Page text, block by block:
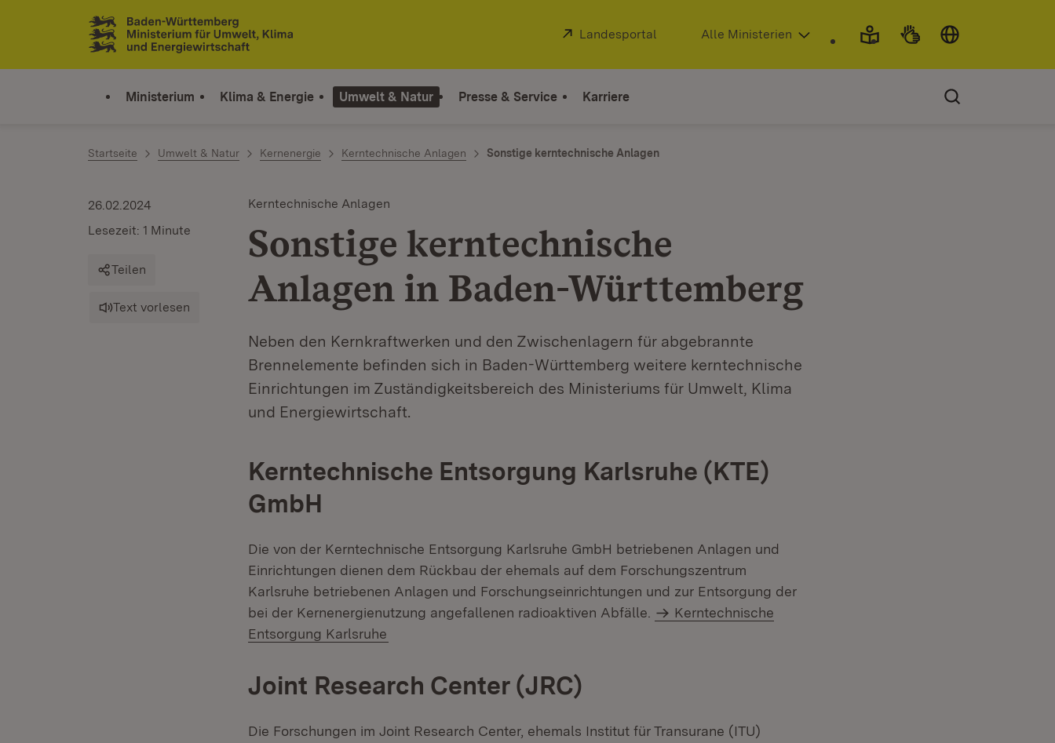
Zum Inhalt springen
Link zur Startseite
Extern:
Landesportal (Öffnet in neuem Fenster)
Alle Ministerien
Ministerium Klima & Energie Umwelt & Natur Presse & Service Karriere
Startseite Umwelt & Natur Kernenergie Kerntechnische Anlagen Sonstige kerntechnische Anlagen
Kerntechnische Anlagen
Sonstige kerntechnische
Anlagen in Baden-Württemberg
Neben den Kernkraftwerken und den Zwischenlagern für abgebrannte
Brennelemente befinden sich in Baden-Württemberg weitere kerntechnische
Einrichtungen im Zuständigkeitsbereich des Ministeriums für Umwelt, Klima
und Energiewirtschaft.
26.02.2024
Lesezeit: 1 Minute
Teilen
Text vorlesen
Kerntechnische Entsorgung Karlsruhe (KTE)
GmbH
Die von der Kerntechnische Entsorgung Karlsruhe GmbH betriebenen Anlagen und
Einrichtungen dienen dem Rückbau der ehemals auf dem Forschungszentrum
Karlsruhe betriebenen Anlagen und Forschungseinrichtungen und zur Entsorgung der
bei der Kernenergienutzung angefallenen radioaktiven Abfälle.
Kerntechnische
Entsorgung Karlsruhe
Joint Research Center (JRC)
Die Forschungen im Joint Research Center, ehemals Institut für Transurane (ITU)